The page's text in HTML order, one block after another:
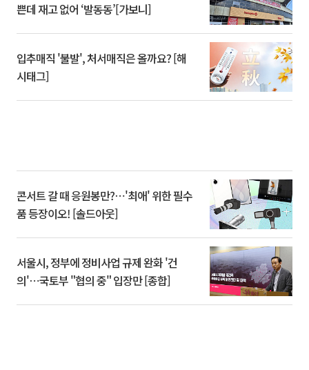
쁜데 재고 없어 ‘발동동’[가보니]
입추매직 '불발', 처서매직은 올까요? [해
시태그]
콘서트 갈 때 응원봉만?⋯'최애' 위한 필수
품 등장이오! [솔드아웃]
서울시, 정부에 정비사업 규제 완화 '건
의'⋯국토부 "협의 중" 입장만 [종합]